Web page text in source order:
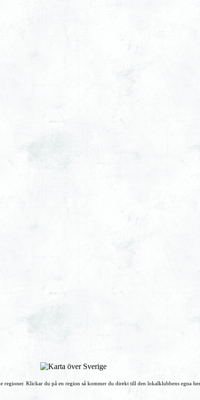
Klickar du på en region så kommer du direkt till den lokalklubbens egna